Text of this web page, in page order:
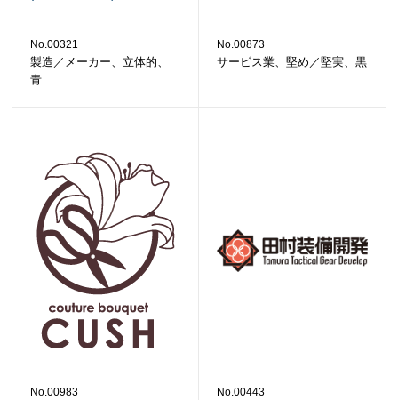
No.00321
製造／メーカー、立体的、
青
No.00873
サービス業、堅め／堅実、黒
No.00983 No.00443